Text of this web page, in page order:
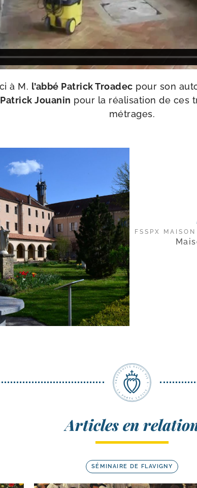
à M. l’ab­bé Patrick Troadec pour son
Jouanin pour la réa­li­sa­tion de ces
métrages.
FSSPX
Articles en
SÉMINAIRE DE FLAVIGNY